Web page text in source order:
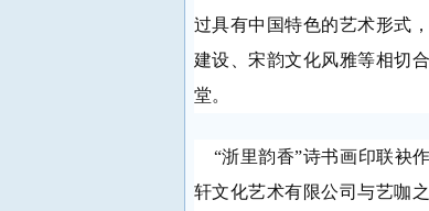
过具有中国特色的艺术形式
建设、宋韵文化风雅等相切
堂。
“浙里韵香”诗书画印联袂
轩文化艺术有限公司与艺咖